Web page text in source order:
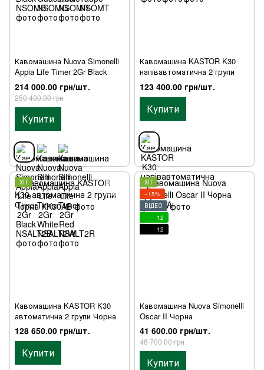
Кавомашина Nuova Simonelli
Appia Life Timer 2Gr Black
214 000.00 грн/шт.
250 400.00 грн
Купити
Кавомашина KASTOR K30
напівавтоматична 2 групи
123 400.00 грн/шт.
Купити
ХІТ
Кавомашина KASTOR K30
автоматична 2 групи Чорна
128 650.00 грн/шт.
Купити
ХІТ
−15%
ВІДЕО
12
12
Кавомашина Nuova Simonelli
Oscar II Чорна
41 600.00 грн/шт.
48 700.00 грн
Купити